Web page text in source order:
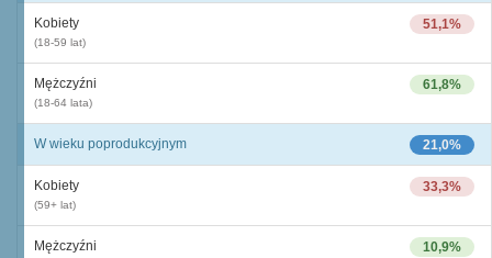
51,1%
Kobiety
(18-59 lat)
61,8%
Mężczyźni
(18-64 lata)
21,0%
W wieku poprodukcyjnym
33,3%
Kobiety
(59+ lat)
10,9%
Mężczyźni